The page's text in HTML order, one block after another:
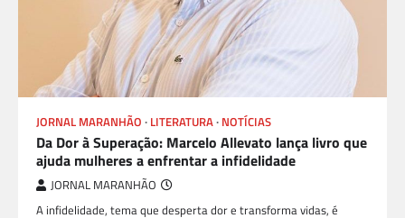
JORNAL MARANHÃO LITERATURA NOTÍCIAS
Da Dor à Superação: Marcelo Allevato lança livro que
ajuda mulheres a enfrentar a infidelidade
JORNAL MARANHÃO
A infidelidade, tema que desperta dor e transforma vidas, é